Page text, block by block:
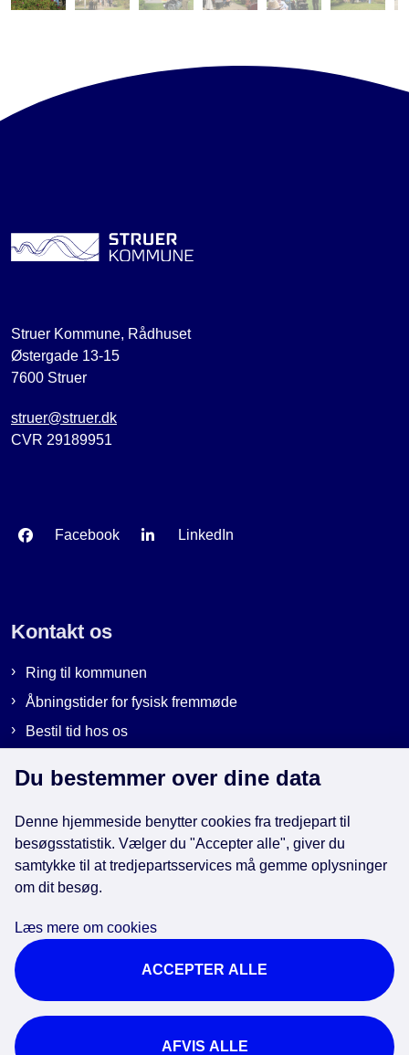
Struer Kommune, Rådhuset
Østergade 13-15
7600 Struer
struer@struer.dk
CVR 29189951
Facebook LinkedIn
Kontakt os
Ring til kommunen
Åbningstider for fysisk fremmøde
Bestil tid hos os
Genveje
EAN-numre i kommunen
Cookies
Tilgængelighedserklæring
Brug af kunstig intelligens
Du bestemmer over dine data
Denne hjemmeside benytter cookies fra tredjepart til
besøgsstatistik. Vælger du "Accepter alle", giver du
samtykke til at tredjepartsservices må gemme oplysninger
om dit besøg.
Læs mere om cookies
ACCEPTER ALLE
AFVIS ALLE